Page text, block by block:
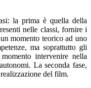
la prima è quella della
nelle classi, fornire i
momento teorico ad uno
ma soprattutto gli
intervenire nella
La seconda fase,
del film.